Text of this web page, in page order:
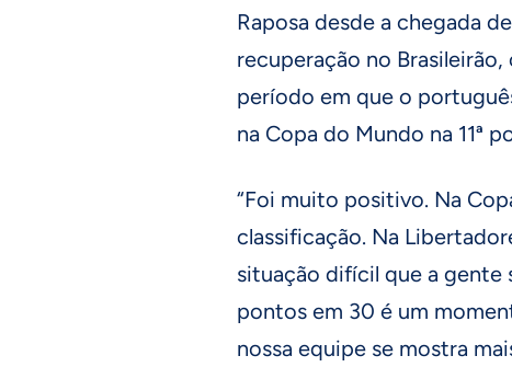
Raposa desde a chegada
recuperação no
período em que o
na Copa do Mundo na 11ª
“Foi muito positivo. Na
classificação. Na
situação difícil que a gente
pontos em 30 é um
nossa equipe se mostra